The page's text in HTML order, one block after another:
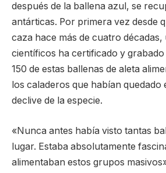
después de la ballena azul, se
antárticas. Por primera vez desde
caza hace más de cuatro
científicos ha certificado y
150 de estas ballenas de aleta
los caladeros que habían quedado
declive de la especie.
«Nunca antes había visto tantas
lugar. Estaba absolutamente
alimentaban estos grupos